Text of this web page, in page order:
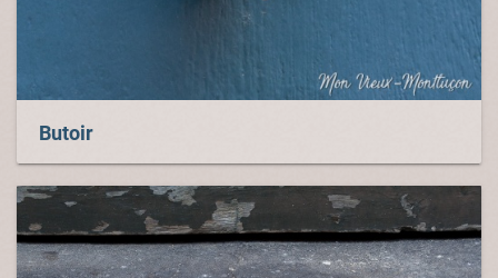
Butoir